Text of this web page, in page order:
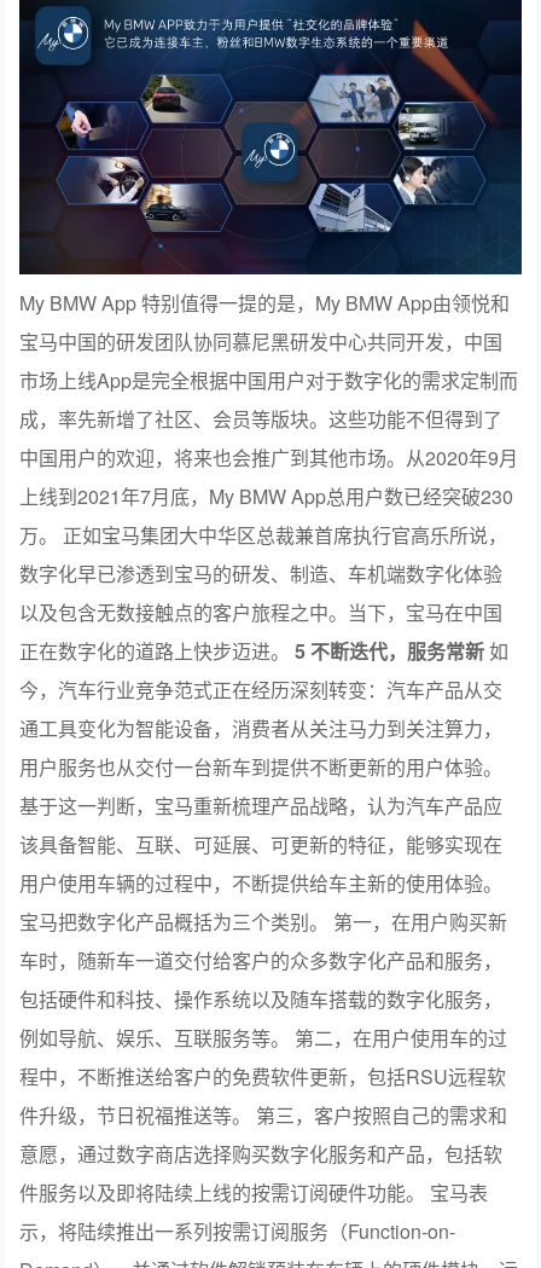
My BMW App 特别值得一提的是，My BMW App由领悦和
宝马中国的研发团队协同慕尼黑研发中心共同开发，中国
市场上线App是完全根据中国用户对于数字化的需求定制而
成，率先新增了社区、会员等版块。这些功能不但得到了
中国用户的欢迎，将来也会推广到其他市场。从2020年9月
上线到2021年7月底，My BMW App总用户数已经突破230
万。 正如宝马集团大中华区总裁兼首席执行官高乐所说，
数字化早已渗透到宝马的研发、制造、车机端数字化体验
以及包含无数接触点的客户旅程之中。当下，宝马在中国
正在数字化的道路上快步迈进。5 不断迭代，服务常新如
今，汽车行业竞争范式正在经历深刻转变：汽车产品从交
通工具变化为智能设备，消费者从关注马力到关注算力，
用户服务也从交付一台新车到提供不断更新的用户体验。
基于这一判断，宝马重新梳理产品战略，认为汽车产品应
该具备智能、互联、可延展、可更新的特征，能够实现在
用户使用车辆的过程中，不断提供给车主新的使用体验。
宝马把数字化产品概括为三个类别。 第一，在用户购买新
车时，随新车一道交付给客户的众多数字化产品和服务，
包括硬件和科技、操作系统以及随车搭载的数字化服务，
例如导航、娱乐、互联服务等。 第二，在用户使用车的过
程中，不断推送给客户的免费软件更新，包括RSU远程软
件升级，节日祝福推送等。 第三，客户按照自己的需求和
意愿，通过数字商店选择购买数字化服务和产品，包括软
件服务以及即将陆续上线的按需订阅硬件功能。 宝马表
示，将陆续推出一系列按需订阅服务（Function-on-